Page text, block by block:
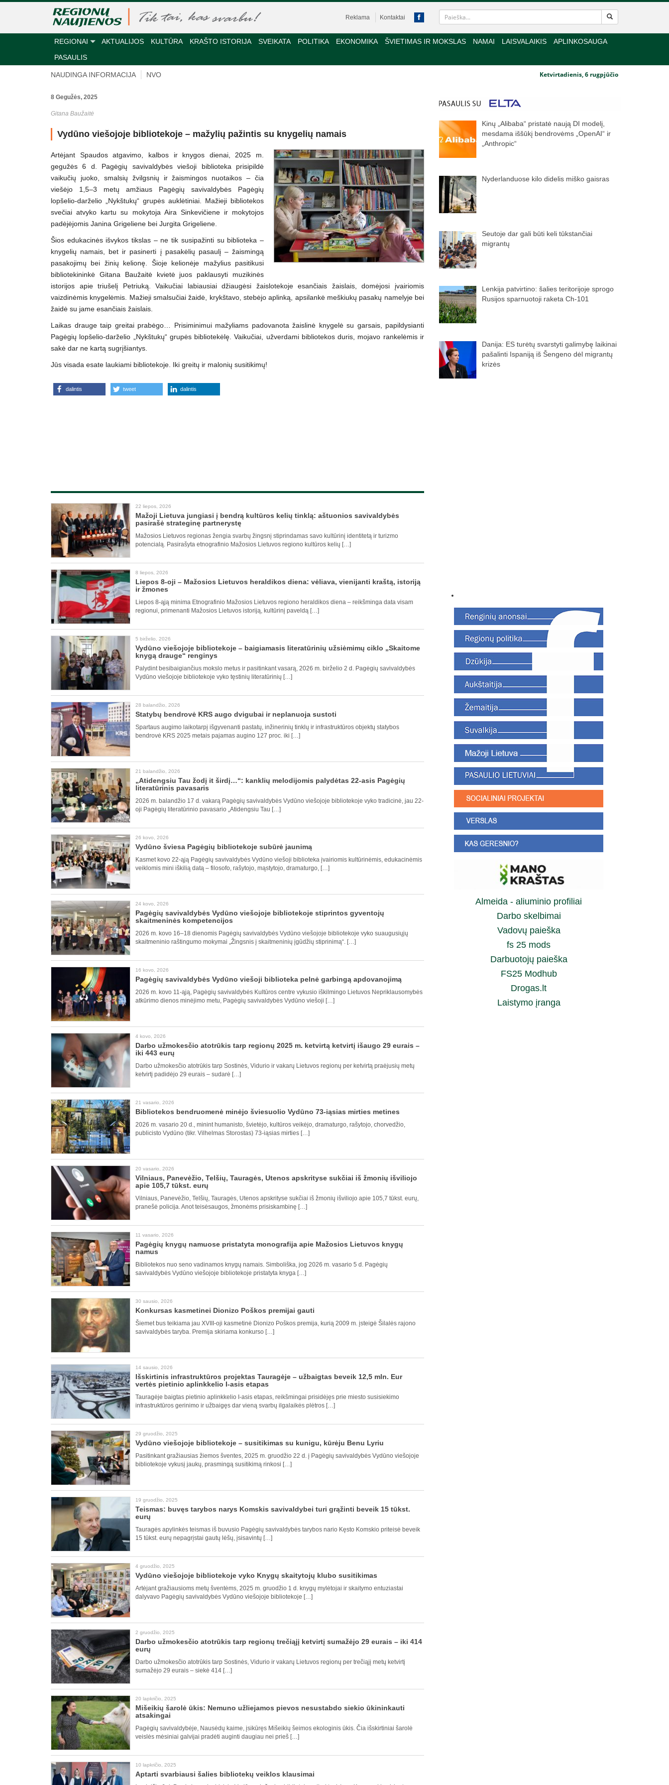
Reklama Kontaktai
REGIONAI AKTUALIJOS KULTŪRA KRAŠTO ISTORIJA SVEIKATA POLITIKA EKONOMIKA ŠVIETIMAS IR MOKSLAS NAMAI LAISVALAIKIS
APLINKOSAUGA
PASAULIS
Ketvirtadienis, 6 rugpjūčio
NAUDINGA INFORMACIJA NVO
8 Gegužės, 2025
Gitana Baužaitė
Vydūno viešojoje bibliotekoje – mažylių pažintis su knygelių namais
Artėjant Spaudos atgavimo, kalbos ir knygos dienai, 2025 m.
gegužės 6 d. Pagėgių savivaldybės viešoji biblioteka prisipildė
vaikučių juoko, smalsių žvilgsnių ir žaismingos nuotaikos – čia
viešėjo 1,5–3 metų amžiaus Pagėgių savivaldybės Pagėgių
lopšelio-darželio „Nykštukų“ grupės auklėtiniai. Mažieji bibliotekos
svečiai atvyko kartu su mokytoja Aira Sinkevičiene ir mokytojos
padėjėjomis Janina Grigeliene bei Jurgita Grigeliene.
Šios edukacinės išvykos tikslas – ne tik susipažinti su biblioteka –
knygelių namais, bet ir pasinerti į pasakėlių pasaulį – žaismingą
pasakojimų bei žinių kelionę. Šioje kelionėje mažylius pasitikusi
bibliotekininkė Gitana Baužaitė kvietė juos paklausyti muzikinės
istorijos apie triušelį Petriuką. Vaikučiai labiausiai džiaugėsi žaislotekoje esančiais žaislais, domėjosi įvairiomis
vaizdinėmis knygelėmis. Mažieji smalsučiai žaidė, krykštavo, stebėjo aplinką, apsilankė meškiukų pasakų namelyje bei
žaidė su jame esančiais žaislais.
Laikas drauge taip greitai prabėgo… Prisiminimui mažyliams padovanota žaislinė knygelė su garsais, papildysianti
Pagėgių lopšelio-darželio „Nykštukų“ grupės bibliotekėlę. Vaikučiai, užverdami bibliotekos duris, mojavo rankelėmis ir
sakė dar ne kartą sugrįšiantys.
Jūs visada esate laukiami bibliotekoje. Iki greitų ir malonių susitikimų!
dalintis tweet dalintis
22 liepos, 2026
Mažoji Lietuva jungiasi į bendrą kultūros kelių tinklą: aštuonios savivaldybės
pasirašė strateginę partnerystę
Mažosios Lietuvos regionas žengia svarbų žingsnį stiprindamas savo kultūrinį identitetą ir turizmo
potencialą. Pasirašyta etnografinio Mažosios Lietuvos regiono kultūros kelių […]
8 liepos, 2026
Liepos 8-oji – Mažosios Lietuvos heraldikos diena: vėliava, vienijanti kraštą, istoriją
ir žmones
Liepos 8-ąją minima Etnografinio Mažosios Lietuvos regiono heraldikos diena – reikšminga data visam
regionui, primenanti Mažosios Lietuvos istoriją, kultūrinį paveldą […]
5 birželio, 2026
Vydūno viešojoje bibliotekoje – baigiamasis literatūrinių užsiėmimų ciklo „Skaitome
knygą drauge“ renginys
Palydint besibaigiančius mokslo metus ir pasitinkant vasarą, 2026 m. birželio 2 d. Pagėgių savivaldybės
Vydūno viešojoje bibliotekoje vyko tęstinių literatūrinių […]
28 balandžio, 2026
Statybų bendrovė KRS augo dvigubai ir neplanuoja sustoti
Spartaus augimo laikotarpį išgyvenanti pastatų, inžinerinių tinklų ir infrastruktūros objektų statybos
bendrovė KRS 2025 metais pajamas augino 127 proc. iki […]
21 balandžio, 2026
„Atidengsiu Tau žodį it širdį…“: kanklių melodijomis palydėtas 22-asis Pagėgių
literatūrinis pavasaris
2026 m. balandžio 17 d. vakarą Pagėgių savivaldybės Vydūno viešojoje bibliotekoje vyko tradicinė, jau 22-
oji Pagėgių literatūrinio pavasario „Atidengsiu Tau […]
26 kovo, 2026
Vydūno šviesa Pagėgių bibliotekoje subūrė jaunimą
Kasmet kovo 22-ąją Pagėgių savivaldybės Vydūno viešoji biblioteka įvairiomis kultūrinėmis, edukacinėmis
veiklomis mini iškilią datą – filosofo, rašytojo, mąstytojo, dramaturgo, […]
24 kovo, 2026
Pagėgių savivaldybės Vydūno viešojoje bibliotekoje stiprintos gyventojų
skaitmeninės kompetencijos
2026 m. kovo 16–18 dienomis Pagėgių savivaldybės Vydūno viešojoje bibliotekoje vyko suaugusiųjų
skaitmeninio raštingumo mokymai „Žingsnis į skaitmeninių įgūdžių stiprinimą“. […]
16 kovo, 2026
Pagėgių savivaldybės Vydūno viešoji biblioteka pelnė garbingą apdovanojimą
2026 m. kovo 11-ąją, Pagėgių savivaldybės Kultūros centre vykusio iškilmingo Lietuvos Nepriklausomybės
atkūrimo dienos minėjimo metu, Pagėgių savivaldybės Vydūno viešoji […]
4 kovo, 2026
Darbo užmokesčio atotrūkis tarp regionų 2025 m. ketvirtą ketvirtį išaugo 29 eurais –
iki 443 eurų
Darbo užmokesčio atotrūkis tarp Sostinės, Vidurio ir vakarų Lietuvos regionų per ketvirtą praėjusių metų
ketvirtį padidėjo 29 eurais – sudarė […]
21 vasario, 2026
Bibliotekos bendruomenė minėjo šviesuolio Vydūno 73-iąsias mirties metines
2026 m. vasario 20 d., minint humanisto, švietėjo, kultūros veikėjo, dramaturgo, rašytojo, chorvedžio,
publicisto Vydūno (tikr. Vilhelmas Storostas) 73-iąsias mirties […]
20 vasario, 2026
Vilniaus, Panevėžio, Telšių, Tauragės, Utenos apskrityse sukčiai iš žmonių išviliojo
apie 105,7 tūkst. eurų
Vilniaus, Panevėžio, Telšių, Tauragės, Utenos apskrityse sukčiai iš žmonių išviliojo apie 105,7 tūkst. eurų,
pranešė policija. Anot teisėsaugos, žmonėms prisiskambinę […]
11 vasario, 2026
Pagėgių knygų namuose pristatyta monografija apie Mažosios Lietuvos knygų
namus
Bibliotekos nuo seno vadinamos knygų namais. Simboliška, jog 2026 m. vasario 5 d. Pagėgių
savivaldybės Vydūno viešojoje bibliotekoje pristatyta knyga […]
30 sausio, 2026
Konkursas kasmetinei Dionizo Poškos premijai gauti
Šiemet bus teikiama jau XVIII-oji kasmetinė Dionizo Poškos premija, kurią 2009 m. įsteigė Šilalės rajono
savivaldybės taryba. Premija skiriama konkurso […]
14 sausio, 2026
Išskirtinis infrastruktūros projektas Tauragėje – užbaigtas beveik 12,5 mln. Eur
vertės pietinio aplinkkelio I-asis etapas
Tauragėje baigtas pietinio aplinkkelio I-asis etapas, reikšmingai prisidėjęs prie miesto susisiekimo
infrastruktūros gerinimo ir užbaigęs dar vieną svarbų ilgalaikės plėtros […]
29 gruodžio, 2025
Vydūno viešojoje bibliotekoje – susitikimas su kunigu, kūrėju Benu Lyriu
Pasitinkant gražiausias žiemos šventes, 2025 m. gruodžio 22 d. į Pagėgių savivaldybės Vydūno viešojoje
bibliotekoje vykusį jaukų, prasmingą susitikimą rinkosi […]
19 gruodžio, 2025
Teismas: buvęs tarybos narys Komskis savivaldybei turi grąžinti beveik 15 tūkst.
eurų
Tauragės apylinkės teismas iš buvusio Pagėgių savivaldybės tarybos nario Kęsto Komskio priteisė beveik
15 tūkst. eurų nepagrįstai gautų lėšų, įsisavintų […]
4 gruodžio, 2025
Vydūno viešojoje bibliotekoje vyko Knygų skaitytojų klubo susitikimas
Artėjant gražiausioms metų šventėms, 2025 m. gruodžio 1 d. knygų mylėtojai ir skaitymo entuziastai
dalyvavo Pagėgių savivaldybės Vydūno viešojoje bibliotekoje […]
2 gruodžio, 2025
Darbo užmokesčio atotrūkis tarp regionų trečiąjį ketvirtį sumažėjo 29 eurais – iki 414
eurų
Darbo užmokesčio atotrūkis tarp Sostinės, Vidurio ir vakarų Lietuvos regionų per trečiąjį metų ketvirtį
sumažėjo 29 eurais – siekė 414 […]
20 lapkričio, 2025
Mišeikių šarolė ūkis: Nemuno užliejamos pievos nesustabdo siekio ūkininkauti
atsakingai
Pagėgių savivaldybėje, Nausėdų kaime, įsikūręs Mišeikių šeimos ekologinis ūkis. Čia išskirtiniai šarolė
veislės mėsiniai galvijai pradėti auginti daugiau nei prieš […]
10 lapkričio, 2025
Aptarti svarbiausi šalies bibliotekų veiklos klausimai
Kinų „Alibaba“ pristatė naują DI modelį,
mesdama iššūkį bendrovėms „OpenAI“ ir
„Anthropic“
Nyderlanduose kilo didelis miško gaisras
Seutoje dar gali būti keli tūkstančiai
migrantų
Lenkija patvirtino: šalies teritorijoje sprogo
Rusijos sparnuotoji raketa Ch-101
Danija: ES turėtų svarstyti galimybę laikinai
pašalinti Ispaniją iš Šengeno dėl migrantų
krizės
Almeida - aliuminio profiliai
Darbo skelbimai
Vadovų paieška
fs 25 mods
Darbuotojų paieška
FS25 Modhub
Drogas.lt
Laistymo įranga